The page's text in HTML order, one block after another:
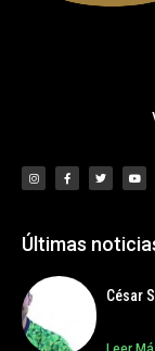
Últimas
César